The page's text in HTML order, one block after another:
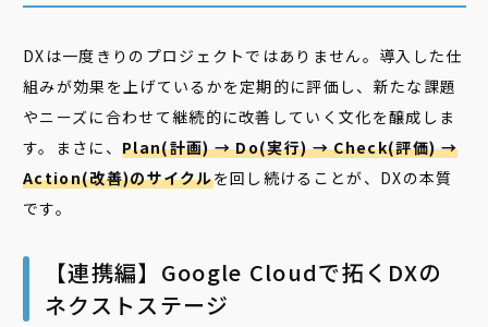
DXは一度きりのプロジェクトではありません。導入した仕
組みが効果を上げているかを定期的に評価し、新たな課題
やニーズに合わせて継続的に改善していく文化を醸成しま
す。まさに、 Plan(計画) → Do(実行) → Check(評価) →
Action(改善)のサイクルを回し続けることが、DXの本質
です。
【連携編】Google Cloudで拓くDXの
ネクストステージ